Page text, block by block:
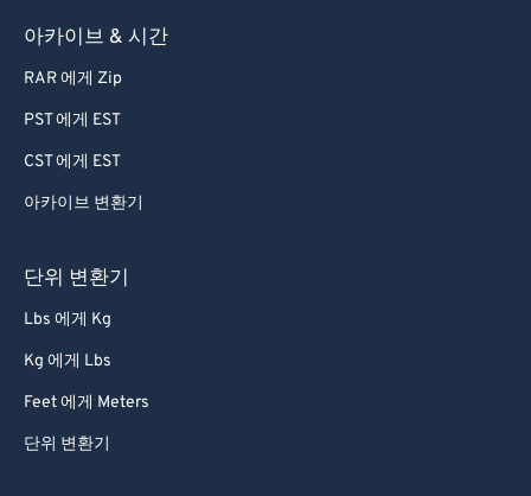
아카이브 & 시간
RAR 에게 Zip
PST 에게 EST
CST 에게 EST
아카이브 변환기
단위 변환기
Lbs 에게 Kg
Kg 에게 Lbs
Feet 에게 Meters
단위 변환기